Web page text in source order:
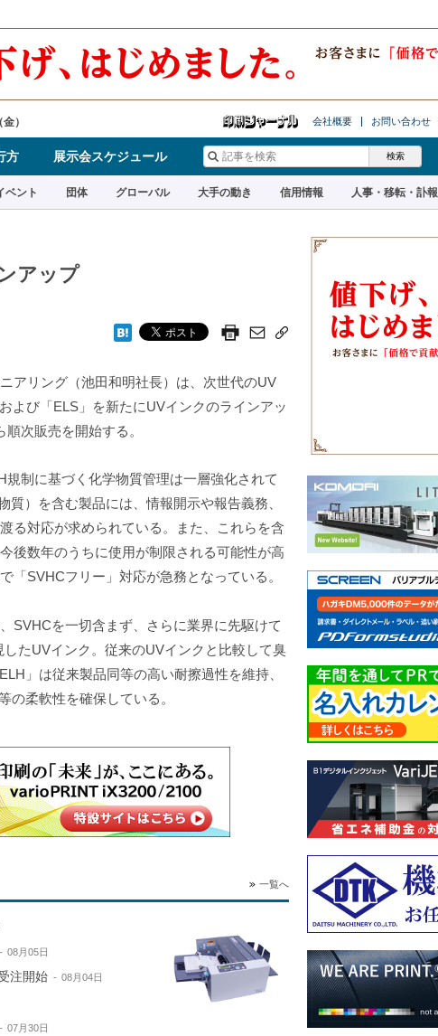
金） 会社概要 お問い合わせ
方 展示会スケジュール
ベント 団体 グローバル 大手の動き 信用情報 人事・移転・訃報
アップ
アリング（池田和明社長）は、次世代のUV
よび「ELS」を新たにUVインクのラインアッ
次販売を開始する。
制に基づく化学物質管理は一層強化されて
質）を含む製品には、情報開示や報告義務、
る対応が求められている。また、これらを含
後数年のうちに使用が制限される可能性が高
「SVHCフリー」対応が急務となっている。
SVHCを一切含まず、さらに業界に先駆けて
したUVインク。従来のUVインクと比較して臭
」は従来製品同等の高い耐擦過性を維持、
の柔軟性を確保している。
一覧へ
08月05日
注開始 08月04日
07月30日